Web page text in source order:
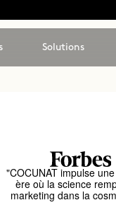
Solutions
"COCUNAT impulse
ère où la science
marketing dans la